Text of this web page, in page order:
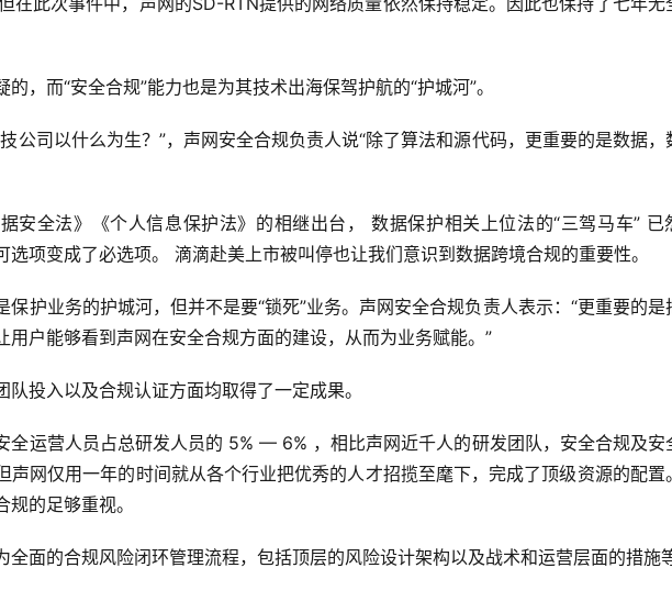
，而“安全合规”能力也是为其技术出海保驾护航的“护城河”。
公司以什么为生？”，声网安全合规负责人说“除了算法和源代码，更重要的是数据，
安全法》《个人信息保护法》的相继出台， 数据保护相关上位法的“三驾马车” 已
选项变成了必选项。 滴滴赴美上市被叫停也让我们意识到数据跨境合规的重要性。
保护业务的护城河，但并不是要“锁死”业务。声网安全合规负责人表示：“更重要的是
用户能够看到声网在安全合规方面的建设，从而为业务赋能。”
队投入以及合规认证方面均取得了一定成果。
全运营人员占总研发人员的 5% — 6% ，相比声网近千人的研发团队，安全合规及安
声网仅用一年的时间就从各个行业把优秀的人才招揽至麾下，完成了顶级资源的配置
的足够重视。
面的合规风险闭环管理流程，包括顶层的风险设计架构以及战术和运营层面的措施等